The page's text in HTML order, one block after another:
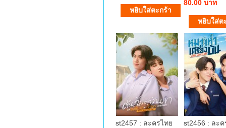
80.00 บาท
st2457 : ละครไทย
st2456 : ละค